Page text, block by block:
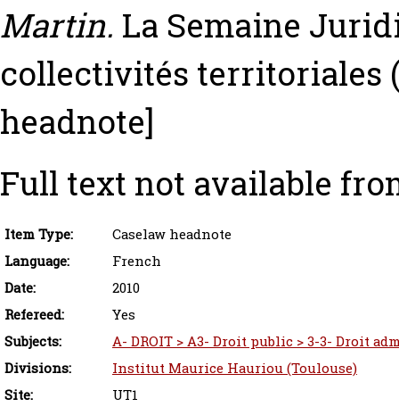
Martin. La Semaine
collectivités territoriales
headnote]
Full text not available
Item Type:
Caselaw headnote
Language:
French
Date:
2010
Refereed:
Yes
Subjects:
A- DROIT > A3- Droit public > 3-3- Droit
Divisions:
Institut Maurice Hauriou (Toulouse)
Site:
UT1